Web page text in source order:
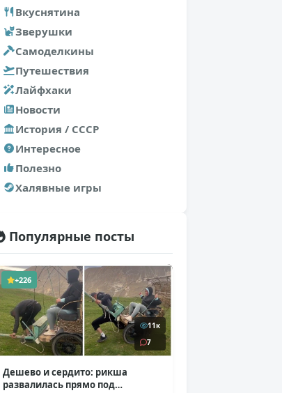
Вкуснятина
Зверушки
Самоделкины
Путешествия
Лайфхаки
Новости
История / СССР
Интересное
Полезно
Халявные игры
Популярные посты
+226
11к
7
Дешево и сердито: рикша
развалилась прямо под